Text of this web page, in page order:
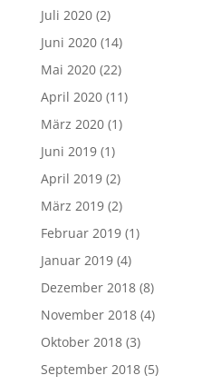
Juli 2020(2)
Juni 2020(14)
Mai 2020(22)
April 2020(11)
März 2020(1)
Juni 2019(1)
April 2019(2)
März 2019(2)
Februar 2019(1)
Januar 2019(4)
Dezember 2018(8)
November 2018(4)
Oktober 2018(3)
September 2018(5)